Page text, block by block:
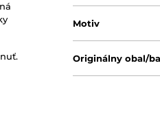
Motiv
Originálny obal/